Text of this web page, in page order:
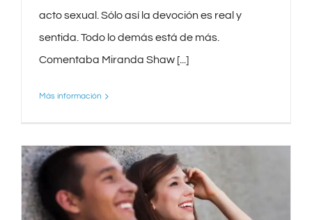
acto sexual. Sólo así la devoción es real y
sentida. Todo lo demás está de más.
Comentaba Miranda Shaw [...]
Más información